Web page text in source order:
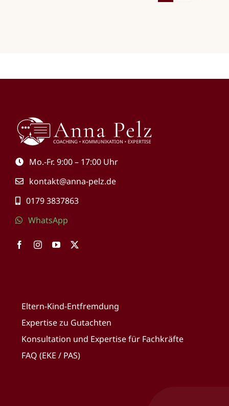
Mo.-Fr. 9:00 – 17:00 Uhr
kontakt@anna-pelz.de
0179 3837863
WhatsApp
Eltern-Kind-Entfremdung
Expertise zu Gutachten
Konsultation und Expertise für Fachkräfte
FAQ (EKE / PAS)